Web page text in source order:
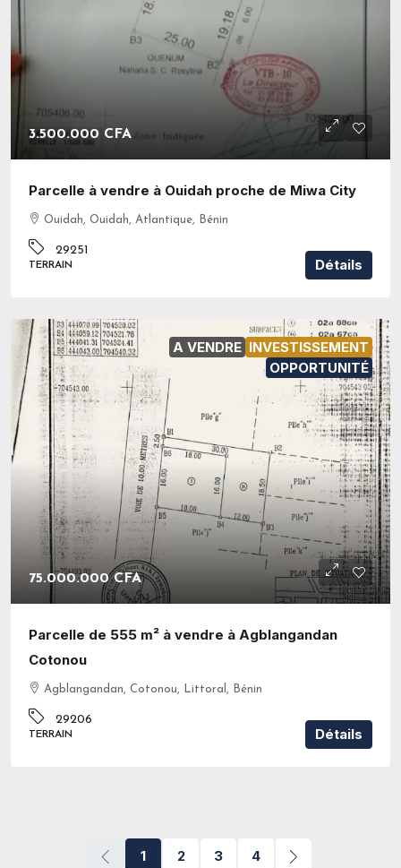
3.500.000 CFA
Parcelle à vendre à Ouidah proche de Miwa City
Ouidah, Ouidah, Atlantique, Bénin
29251
TERRAIN Détails
A VENDRE INVESTISSEMENT
OPPORTUNITÉ
75.000.000 CFA
Parcelle de 555 m² à vendre à Agblangandan
Cotonou
Agblangandan, Cotonou, Littoral, Bénin
29206
TERRAIN Détails
1 2 3 4